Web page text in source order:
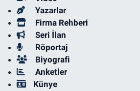
Yazarlar
Firma Rehberi
Seri İlan
Röportaj
Biyografi
Anketler
Künye